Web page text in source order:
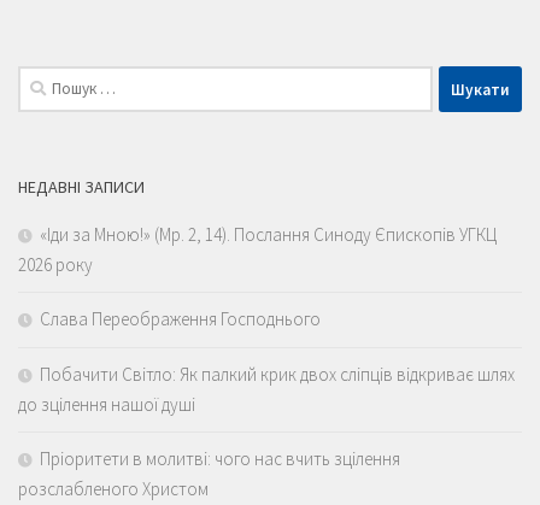
Пошук:
НЕДАВНІ ЗАПИСИ
«Іди за Мною!» (Мр. 2, 14). Послання Синоду Єпископів УГКЦ
2026 року
Слава Переображення Господнього
Побачити Світло: Як палкий крик двох сліпців відкриває шлях
до зцілення нашої душі
Пріоритети в молитві: чого нас вчить зцілення
розслабленого Христом